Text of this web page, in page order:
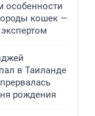
особенности
кошек —
в Таиланде
рождения